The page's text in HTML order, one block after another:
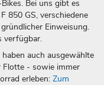
Bei uns gibt es
850 GS, verschiedene
Einweisung.
verfügbar.
auch ausgewählte
Flotte - sowie immer
erleben: Zum